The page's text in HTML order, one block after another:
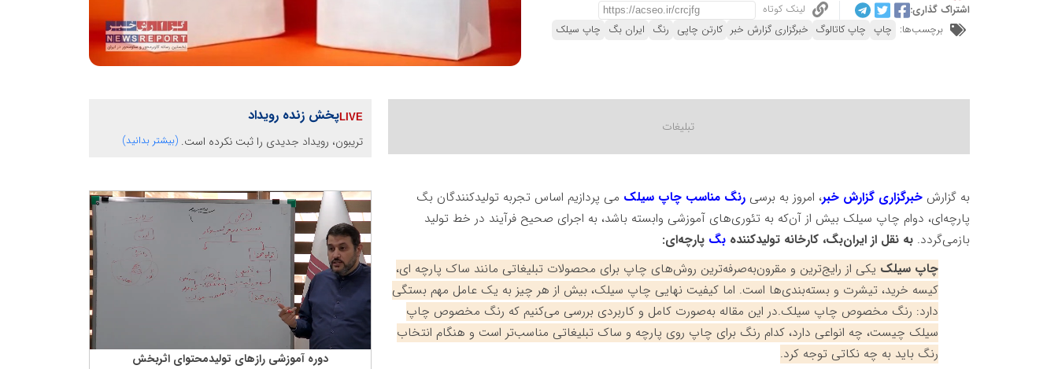
اشتراک گذاری:
لینک کوتاه
برچسب‌ها: چاپ چاپ کاتالوگ خبرگزاری گزارش خبر کارتن چاپی رنگ ایران بگ چاپ سیلک
به گزارشخبرگزاری گزارش خبر، امروز به برسی رنگ مناسب چاپ سیلک می پردازیم اساس تجربه تولیدکنندگان بگ
پارچه‌ای، دوام چاپ سیلک بیش از آن‌که به تئوری‌های آموزشی وابسته باشد، به اجرای صحیح فرآیند در خط تولید
بازمی‌گردد.به نقل از ایران‌بگ، کارخانه تولیدکنندهبگپارچه‌ای:
چاپ سیلک یکی از رایج‌ترین و مقرون‌به‌صرفه‌ترین روش‌های چاپ برای محصولات تبلیغاتی مانند ساک پارچه ای،
کیسه خرید، تیشرت و بسته‌بندی‌ها است. اما کیفیت نهایی چاپ سیلک، بیش از هر چیز به یک عامل مهم بستگی
دارد: رنگ مخصوص چاپ سیلک.در این مقاله به‌صورت کامل و کاربردی بررسی می‌کنیم که رنگ مخصوص چاپ
سیلک چیست، چه انواعی دارد، کدام رنگ برای چاپ روی پارچه و ساک تبلیغاتی مناسب‌تر است و هنگام انتخاب
رنگ باید به چه نکاتی توجه کرد.
پخش زنده رویداد
تریبون، رویداد جدیدی را ثبت نکرده است. (بیشتر بدانید)
دوره آموزشی رازهای تولیدمحتوای اثربخش